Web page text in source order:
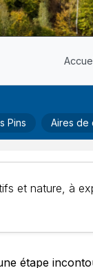
Pins Aires de
et nature, à
étape